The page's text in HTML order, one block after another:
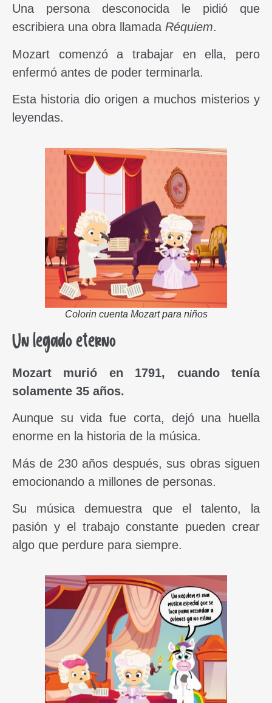
Una persona desconocida le pidió que
escribiera una obra llamada Réquiem.
Mozart comenzó a trabajar en ella, pero
enfermó antes de poder terminarla.
Esta historia dio origen a muchos misterios y
leyendas.
Colorin cuenta Mozart para niños
Un legado eterno
Mozart murió en 1791, cuando tenía
solamente 35 años.
Aunque su vida fue corta, dejó una huella
enorme en la historia de la música.
Más de 230 años después, sus obras siguen
emocionando a millones de personas.
Su música demuestra que el talento, la
pasión y el trabajo constante pueden crear
algo que perdure para siempre.